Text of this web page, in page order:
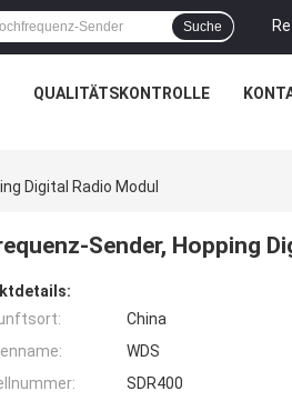
Suche
QUALITÄTSKONTROLLE
Digital Radio Modul
Sender, Hopping
China
WDS
SDR400